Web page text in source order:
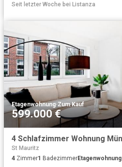
Seit letzter Woche bei Listanza
Etagenwohnung·Zum Kauf
599.000 €
St Mauritz
4 Zimmer1 BadezimmerEtagenwohnung